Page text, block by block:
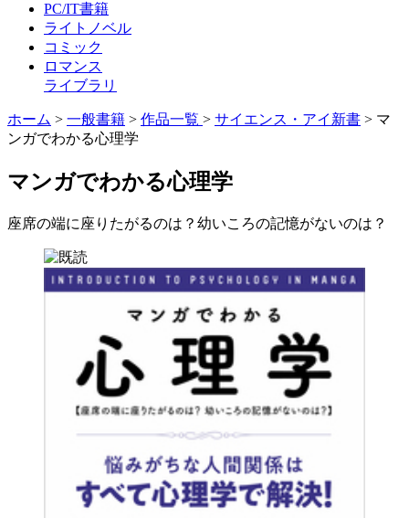
PC/IT書籍
ライトノベル
コミック
ロマンス
ライブラリ
ホーム > 一般書籍 > 作品一覧 > サイエンス・アイ新書 > マ
ンガでわかる心理学
マンガでわかる心理学
座席の端に座りたがるのは？幼いころの記憶がないのは？